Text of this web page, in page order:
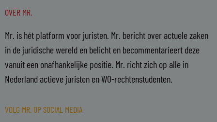
OVER MR.
Mr. is hét platform voor juristen. Mr. bericht over actuele zaken
in de juridische wereld en belicht en becommentarieert deze
vanuit een onafhankelijke positie. Mr. richt zich op alle in
Nederland actieve juristen en WO-rechtenstudenten.
VOLG MR. OP SOCIAL MEDIA